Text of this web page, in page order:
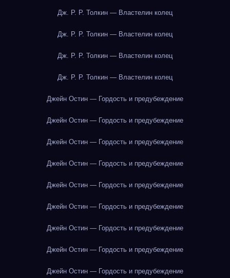
Дж. Р. Р. Толкин — Властелин колец
Дж. Р. Р. Толкин — Властелин колец
Дж. Р. Р. Толкин — Властелин колец
Дж. Р. Р. Толкин — Властелин колец
Джейн Остин — Гордость и предубеждение
Джейн Остин — Гордость и предубеждение
Джейн Остин — Гордость и предубеждение
Джейн Остин — Гордость и предубеждение
Джейн Остин — Гордость и предубеждение
Джейн Остин — Гордость и предубеждение
Джейн Остин — Гордость и предубеждение
Джейн Остин — Гордость и предубеждение
Джейн Остин — Гордость и предубеждение